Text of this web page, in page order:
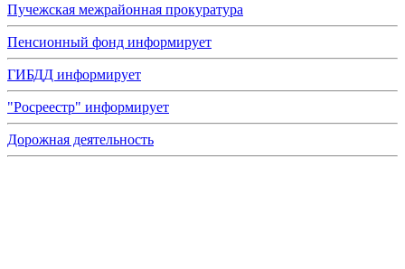
Пучежская межрайонная прокуратура
Пенсионный фонд информирует
ГИБДД информирует
"Росреестр" информирует
Дорожная деятельность